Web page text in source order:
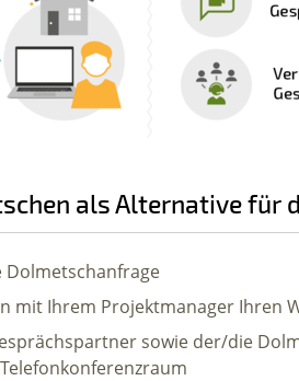
als Alternative für
Dolmetschanfrage
mit Ihrem Projektmanager Ihren
sowie der/die